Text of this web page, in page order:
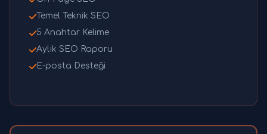
Temel Teknik SEO
5 Anahtar Kelime
Aylık SEO Raporu
E-posta Desteği